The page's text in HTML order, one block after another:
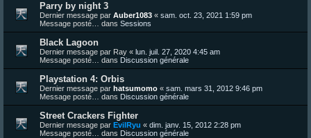
Parry by night 3
Dernier message par Auber1083 « sam. oct. 23, 2021 1:59 pm
Message posté… dans Sessions
Black Lagoon
Dernier message par Ray « lun. juil. 27, 2020 4:45 am
Message posté… dans Discussion générale
Playstation 4: Orbis
Dernier message par hatsumomo « sam. mars 31, 2012 9:46 pm
Message posté… dans Discussion générale
Street Crackers Fighter
Dernier message par EvilRyu « dim. janv. 15, 2012 2:28 pm
Message posté… dans Discussion générale